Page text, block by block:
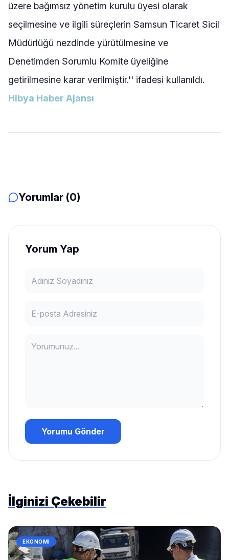
üzere bağımsız yönetim kurulu üyesi olarak
seçilmesine ve ilgili süreçlerin Samsun Ticaret Sicil
Müdürlüğü nezdinde yürütülmesine ve
Denetimden Sorumlu Komite üyeliğine
getirilmesine karar verilmiştir.'' ifadesi kullanıldı.
Hibya Haber Ajansı
Yorumlar (0)
Yorum Yap
Yorumu Gönder
İlginizi Çekebilir
EKONOMI